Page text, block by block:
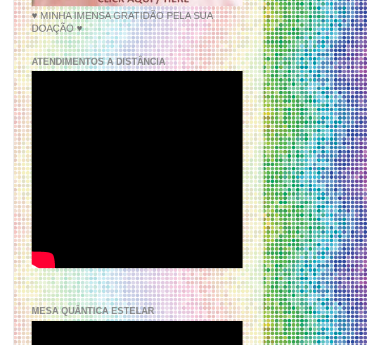
♥ MINHA IMENSA GRATIDÃO PELA SUA
DOAÇÃO ♥
ATENDIMENTOS A DISTÂNCIA
MESA QUÂNTICA ESTELAR